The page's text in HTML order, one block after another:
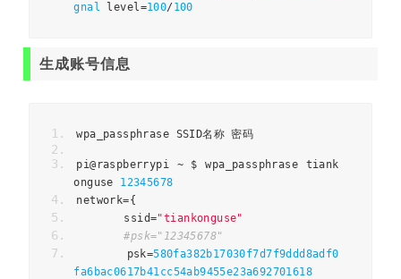
gnal level=100/ 100
生成账号信息
wpa_passphrase SSID名称 密码
pi@raspberrypi ~ $ wpa_passphrase tiank
onguse 12345678
network={
	ssid
="tiankonguse"
#psk="12345678"
	psk
=580fa382b17030f7d7f9ddd8adf0
fa6bac0617b41cc54ab9455e23a692701618